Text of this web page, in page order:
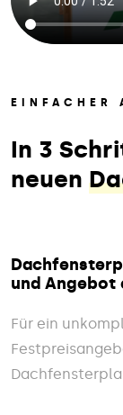
EINFACHER
In 3
neuen
und Angebot
Für ein